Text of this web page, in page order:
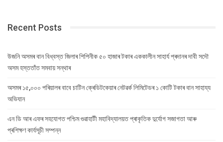
Recent Posts
উজনি অসমৰ বান বিধ্বস্ত জিলাৰ শিপিনীক ৫০ হাজাৰ টকাৰ এককালীন সাহাৰ্য প্ৰদানৰ দাবী সদৌ
অসম হস্ততাঁত সমবায় সন্থাৰ
অসমৰ ১৫,০০০ পৰিয়ালৰ বাবে চাটিন ক্ৰেডিটকেয়াৰ নেটৱৰ্ক লিমিটেডৰ ১ কোটি টকাৰ বান সাহায্য
অভিযান
এন ডি আৰ এফৰ সহযোগত পশ্চিম গুৱাহাটী মহাবিদ্যালয়ত প্ৰাকৃতিক দুৰ্যোগ সজাগতা আৰু
প্ৰশিক্ষণ কাৰ্যসূচী সম্পন্ন